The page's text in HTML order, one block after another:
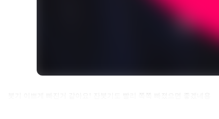
셀카후기 전체 내용은
붓기 이쁘게 빠진거 같아요! 잔붓기도 빨리 쪽쪽 빠졌으면 좋겠네용